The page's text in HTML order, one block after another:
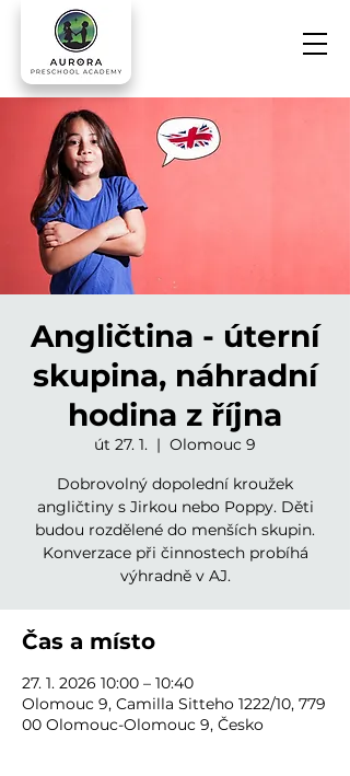
Angličtina - úterní
skupina, náhradní
hodina z října
út 27. 1.
  |
Olomouc 9
Dobrovolný dopolední kroužek
angličtiny s Jirkou nebo Poppy. Děti
budou rozdělené do menších skupin.
Konverzace při činnostech probíhá
výhradně v AJ.
Čas a místo
27. 1. 2026 10:00 – 10:40
Olomouc 9, Camilla Sitteho 1222/10, 779
00 Olomouc-Olomouc 9, Česko